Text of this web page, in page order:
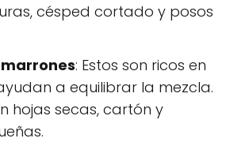
césped cortado y posos
: Estos son ricos en
a equilibrar la mezcla.
hojas secas, cartón y